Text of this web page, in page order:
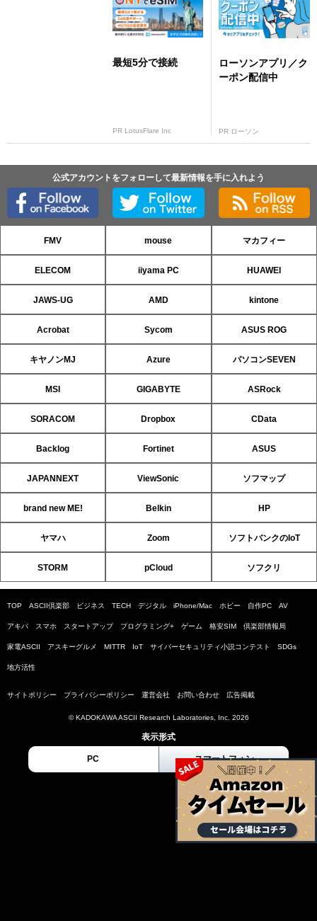
最短5分で接続
PR LotusFlare Inc
ローソンアプリ／ク
ーポン配信中
PR ローソン
公式アカウントをフォローして最新情報を手に入れよう
FMV mouse マカフィー
ELECOM iiyama PC HUAWEI
JAWS-UG AMD kintone
Acrobat Sycom ASUS ROG
キヤノンMJ Azure パソコンSEVEN
MSI GIGABYTE ASRock
SORACOM Dropbox CData
Backlog Fortinet ASUS
JAPANNEXT ViewSonic ソフマップ
brand new ME! Belkin HP
ヤマハ Zoom ソフトバンクのIoT
STORM pCloud ソフクリ
TOP ASCII倶楽部 ビジネス TECH デジタル iPhone/Mac ホビー 自作PC AV
アキバ スマホ スタートアップ プログラミング+ ゲーム 格安SIM 倶楽部情報局
家電ASCII アスキーグルメ MITTR IoT サイバーセキュリティ小説コンテスト SDGs
地方活性
サイトポリシー プライバシーポリシー 運営会社 お問い合わせ 広告掲載
© KADOKAWA ASCII Research Laboratories, Inc. 2026
表示形式
PC スマートフォン